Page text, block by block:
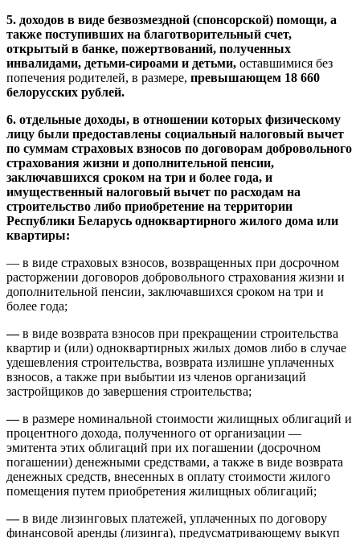
5. доходов в виде безвозмездной (спонсорской) помощи, а
также поступивших на благотворительный счет,
открытый в банке, пожертвований, полученных
инвалидами, детьми-сироами и детьми, оставшимися без
попечения родителей, в размере, превышающем 18 660
белорусских рублей.
6. отдельные доходы, в отношении которых физическому
лицу были предоставлены социальный налоговый вычет
по суммам страховых взносов по договорам добровольного
страхования жизни и дополнительной пенсии,
заключавшихся сроком на три и более года, и
имущественный налоговый вычет по расходам на
строительство либо приобретение на территории
Республики Беларусь одноквартирного жилого дома или
квартиры:
— в виде страховых взносов, возвращенных при досрочном
расторжении договоров добровольного страхования жизни и
дополнительной пенсии, заключавшихся сроком на три и
более года;
—в виде возврата взносов при прекращении строительства
квартир и (или) одноквартирных жилых домов либо в случае
удешевления строительства, возврата излишне уплаченных
взносов, а также при выбытии из членов организаций
застройщиков до завершения строительства;
—в размере номинальной стоимости жилищных облигаций и
процентного дохода, полученного от организации —
эмитента этих облигаций при их погашении (досрочном
погашении) денежными средствами, а также в виде возврата
денежных средств, внесенных в оплату стоимости жилого
помещения путем приобретения жилищных облигаций;
—в виде лизинговых платежей, уплаченных по договору
финансовой аренды (лизинга), предусматривающему выкуп